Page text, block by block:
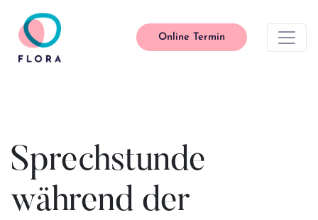
Main Navigation
Online Termin
Sprechstunde
während der